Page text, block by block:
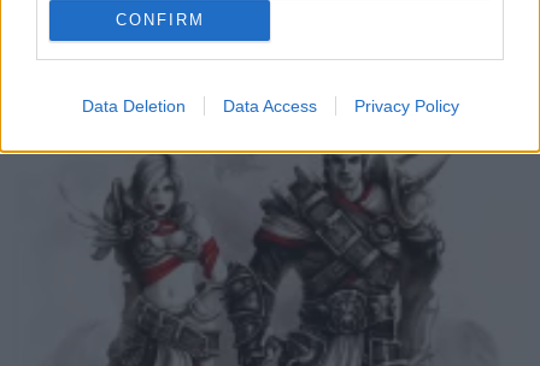
CONFIRM
Data Deletion Data Access Privacy Policy
| 2020.10.09 18:02
A Larian Studios ismét megmutatta humoros oldalát, jópofa
apróságot rejt az EULA.